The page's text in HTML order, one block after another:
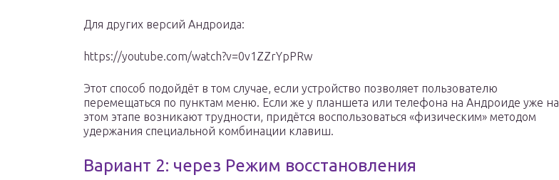
Для других версий Андроида:
https://youtube.com/watch?v=0v1ZZrYpPRw
Этот способ подойдёт в том случае, если устройство позволяет пользователю
перемещаться по пунктам меню. Если же у планшета или телефона на Андроиде уже на
этом этапе возникают трудности, придётся воспользоваться «физическим» методом
удержания специальной комбинации клавиш.
Вариант 2: через Режим восстановления